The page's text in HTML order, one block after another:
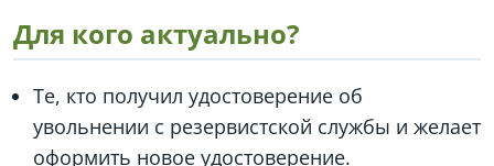
Для кого актуально?
Те, кто получил удостоверение об
увольнении с резервистской службы и желает
оформить новое удостоверение.